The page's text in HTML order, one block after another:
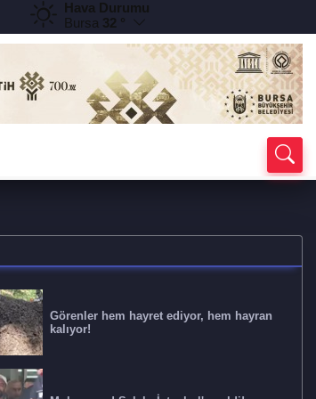
JPY
0,3006
KWD
153,4194
Hava Durumu
Bursa 32 °
Görenler hem hayret ediyor, hem hayran
kalıyor!